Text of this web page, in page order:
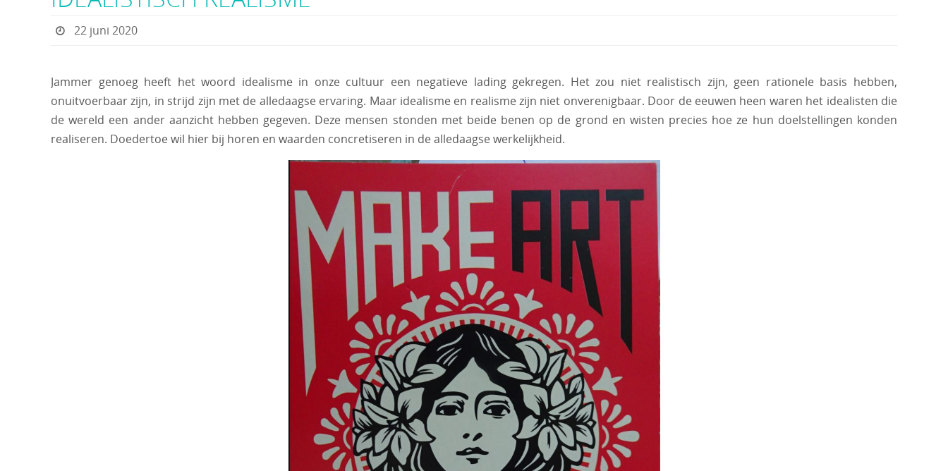
22 juni 2020
Jammer genoeg heeft het woord idealisme in onze cultuur een negatieve lading gekregen. Het zou niet realistisch zijn, geen rationele basis hebben,
onuitvoerbaar zijn, in strijd zijn met de alledaagse ervaring. Maar idealisme en realisme zijn niet onverenigbaar. Door de eeuwen heen waren het idealisten die
de wereld een ander aanzicht hebben gegeven. Deze mensen stonden met beide benen op de grond en wisten precies hoe ze hun doelstellingen konden
realiseren. Doedertoe wil hier bij horen en waarden concretiseren in de alledaagse werkelijkheid.